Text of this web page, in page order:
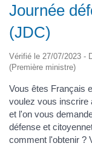
Journée
(JDC)
Vérifié le 27/07/2023 -
(Première ministre)
Vous êtes Français
voulez vous inscrire
et l'on vous
défense et
comment l'obtenir ?